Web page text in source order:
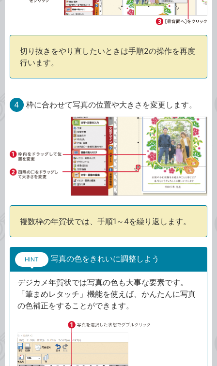
切り抜きをやり直したいときは手順2の操作を再度
行います。
4 枠に合わせて写真の位置や大きさを変更します。
複数枠の年賀状では、手順1～4を繰り返します。
HINT 写真の色をきれいに調整しよう
デジカメ年賀状では写真の色も大事な要素です。
「筆まめレタッチ」機能を使えば、かんたんに写真
の色補正をすることができます。